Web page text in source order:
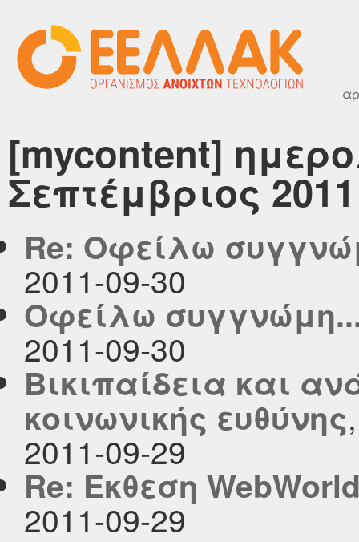
[mycontent]
Σεπτέμβριος 2011
Re: Οφείλω
2011-09-30
Οφείλω
2011-09-30
Βικιπαίδεια και
κοινωνικής ευθύνης
2011-09-29
Re: Έκθεση
2011-09-29